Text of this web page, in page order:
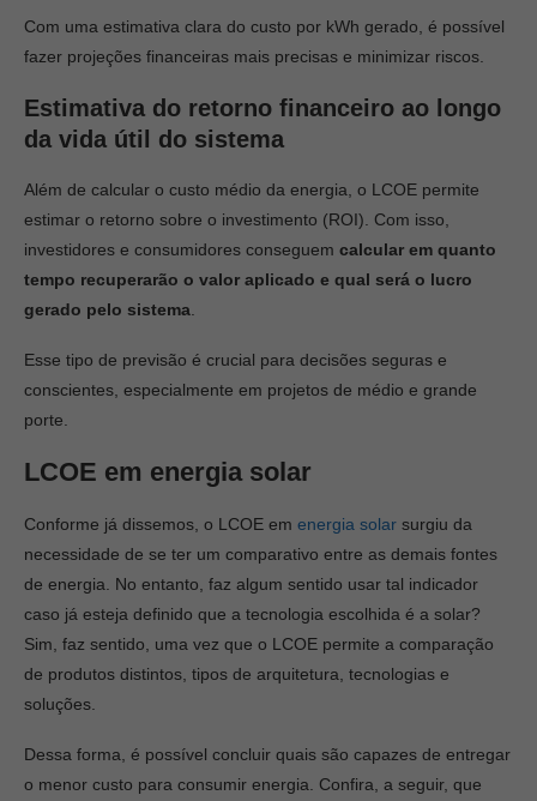
Com uma estimativa clara do custo por kWh gerado, é possível
fazer projeções financeiras mais precisas e minimizar riscos.
Estimativa do retorno financeiro ao longo
da vida útil do sistema
Além de calcular o custo médio da energia, o LCOE permite
estimar o retorno sobre o investimento (ROI). Com isso,
investidores e consumidores conseguem calcular em quanto
tempo recuperarão o valor aplicado e qual será o lucro
gerado pelo sistema
Esse tipo de previsão é crucial para decisões seguras e
conscientes, especialmente em projetos de médio e grande
porte.
LCOE em energia solar
Conforme já dissemos, o LCOE em energia solar surgiu da
necessidade de se ter um comparativo entre as demais fontes
de energia. No entanto, faz algum sentido usar tal indicador
caso já esteja definido que a tecnologia escolhida é a solar?
Sim, faz sentido, uma vez que o LCOE permite a comparação
de produtos distintos, tipos de arquitetura, tecnologias e
soluções.
Dessa forma, é possível concluir quais são capazes de entregar
o menor custo para consumir energia. Confira, a seguir, que